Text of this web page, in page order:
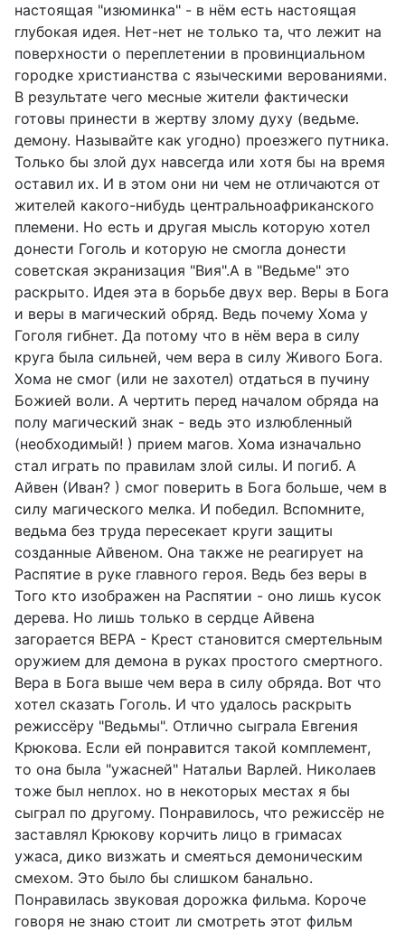
настоящая "изюминка" - в нём есть настоящая
глубокая идея. Нет-нет не только та, что лежит на
поверхности о переплетении в провинциальном
городке христианства с языческими верованиями.
В результате чего месные жители фактически
готовы принести в жертву злому духу (ведьме.
демону. Называйте как угодно) проезжего путника.
Только бы злой дух навсегда или хотя бы на время
оставил их. И в этом они ни чем не отличаются от
жителей какого-нибудь центральноафриканского
племени. Но есть и другая мысль которую хотел
донести Гоголь и которую не смогла донести
советская экранизация "Вия".А в "Ведьме" это
раскрыто. Идея эта в борьбе двух вер. Веры в Бога
и веры в магический обряд. Ведь почему Хома у
Гоголя гибнет. Да потому что в нём вера в силу
круга была сильней, чем вера в силу Живого Бога.
Хома не смог (или не захотел) отдаться в пучину
Божией воли. А чертить перед началом обряда на
полу магический знак - ведь это излюбленный
(необходимый! ) прием магов. Хома изначально
стал играть по правилам злой силы. И погиб. А
Айвен (Иван? ) смог поверить в Бога больше, чем в
силу магического мелка. И победил. Вспомните,
ведьма без труда пересекает круги защиты
созданные Айвеном. Она также не реагирует на
Распятие в руке главного героя. Ведь без веры в
Того кто изображен на Распятии - оно лишь кусок
дерева. Но лишь только в сердце Айвена
загорается ВЕРА - Крест становится смертельным
оружием для демона в руках простого смертного.
Вера в Бога выше чем вера в силу обряда. Вот что
хотел сказать Гоголь. И что удалось раскрыть
режиссёру "Ведьмы". Отлично сыграла Евгения
Крюкова. Если ей понравится такой комплемент,
то она была "ужасней" Натальи Варлей. Николаев
тоже был неплох. но в некоторых местах я бы
сыграл по другому. Понравилось, что режиссёр не
заставлял Крюкову корчить лицо в гримасах
ужаса, дико визжать и смеяться демоническим
смехом. Это было бы слишком банально.
Понравилась звуковая дорожка фильма. Короче
говоря не знаю стоит ли смотреть этот фильм